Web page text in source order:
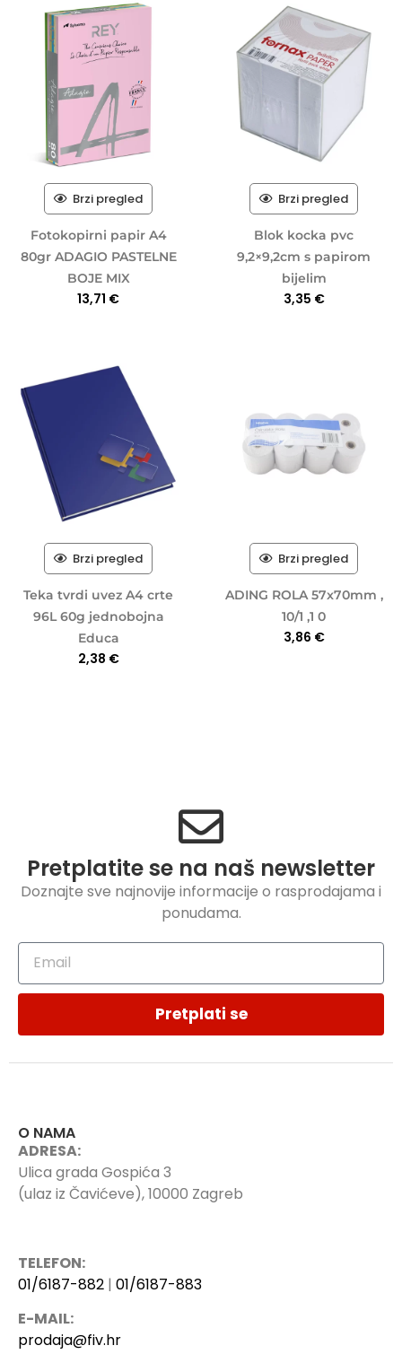
Brzi pregled
Fotokopirni papir A4
80gr ADAGIO PASTELNE
BOJE MIX
13,71 €
Brzi pregled
Blok kocka pvc
9,2×9,2cm s papirom
bijelim
3,35 €
Brzi pregled
Teka tvrdi uvez A4 crte
96L 60g jednobojna
Educa
2,38 €
Brzi pregled
ADING ROLA 57x70mm ,
10/1 ,1 0
3,86 €
Pretplatite se na naš newsletter
Doznajte sve najnovije informacije o rasprodajama i
ponudama.
Pretplati se
O NAMA
ADRESA:
Ulica grada Gospića 3
(ulaz iz Čavićeve), 10000 Zagreb
TELEFON:
01/6187-882 | 01/6187-883
E-MAIL:
prodaja@fiv.hr